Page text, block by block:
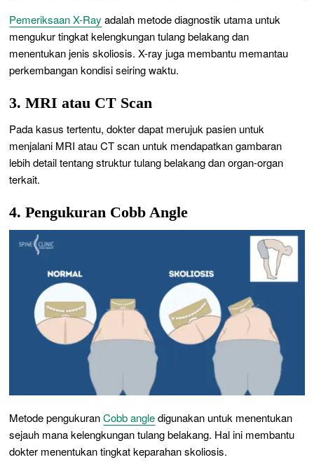
Pemeriksaan X-Ray adalah metode diagnostik utama untuk
mengukur tingkat kelengkungan tulang belakang dan
menentukan jenis skoliosis. X-ray juga membantu memantau
perkembangan kondisi seiring waktu.
3. MRI atau CT Scan
Pada kasus tertentu, dokter dapat merujuk pasien untuk
menjalani MRI atau CT scan untuk mendapatkan gambaran
lebih detail tentang struktur tulang belakang dan organ-organ
terkait.
4. Pengukuran Cobb Angle
Metode pengukuranCobb angledigunakan untuk menentukan
sejauh mana kelengkungan tulang belakang. Hal ini membantu
dokter menentukan tingkat keparahan skoliosis.